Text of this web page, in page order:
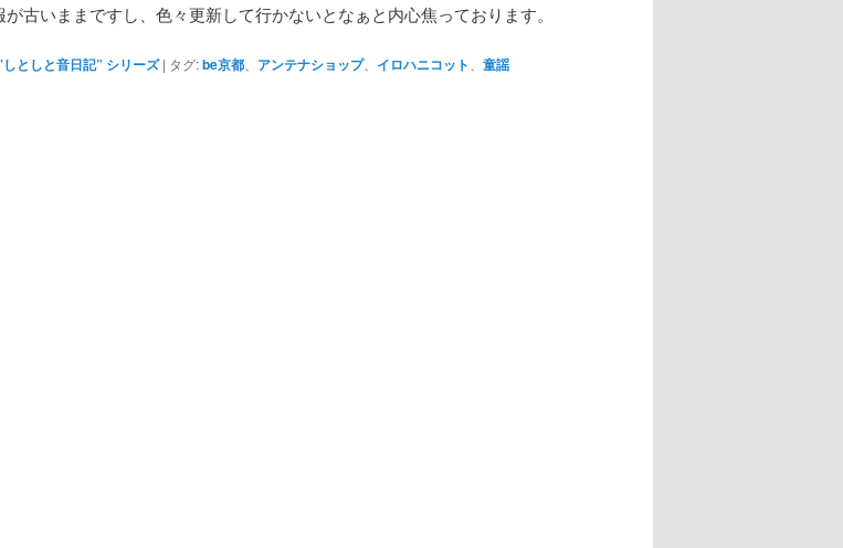
が古いままですし、色々更新して行かないとなぁと内心焦っております。
しとしと音日記” シリーズ | タグ:be京都 アンテナショップ、 イロハニコット 童謡